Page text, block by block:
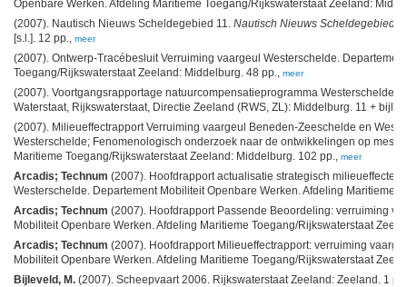
Openbare Werken. Afdeling Maritieme Toegang/Rijkswaterstaat Zeeland:
(2007). Nautisch Nieuws Scheldegebied 11. Nautisch Nieuws Scheldegebied
[s.l.]. 12 pp.,
meer
(2007). Ontwerp-Tracébesluit Verruiming vaargeul Westerschelde.
Toegang/Rijkswaterstaat Zeeland: Middelburg. 48 pp.,
meer
(2007). Voortgangsrapportage natuurcompensatieprogramma Westerschelde
Waterstaat, Rijkswaterstaat, Directie Zeeland (RWS, ZL): Middelburg. 11 +
(2007). Milieueffectrapport Verruiming vaargeul Beneden-Zeeschelde en
Westerschelde; Fenomenologisch onderzoek naar de ontwikkelingen op
Maritieme Toegang/Rijkswaterstaat Zeeland: Middelburg. 102 pp.,
meer
Arcadis; Technum (2007). Hoofdrapport actualisatie strategisch
Westerschelde. Departement Mobiliteit Openbare Werken. Afdeling Maritieme
Arcadis; Technum (2007). Hoofdrapport Passende Beoordeling: verruiming
Mobiliteit Openbare Werken. Afdeling Maritieme Toegang/Rijkswaterstaat
Arcadis; Technum (2007). Hoofdrapport Milieueffectrapport: verruiming
Mobiliteit Openbare Werken. Afdeling Maritieme Toegang/Rijkswaterstaat
Bijleveld, M. (2007). Scheepvaart 2006. Rijkswaterstaat Zeeland: Zeeland. 1